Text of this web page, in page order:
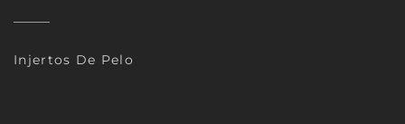
Injertos De Pelo